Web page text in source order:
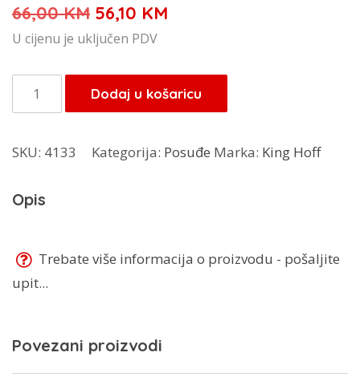
66,00KM Izvorna
cijena
je:
66,00 KM.
56,10 KM
56,10 KM.
U cijenu je uključen PDV
Tacna
sa
količina
Dodaj u košaricu
SKU: 4133 Kategorija: Posuđe Marka: King Hoff
Opis
Trebate više informacija o proizvodu - pošaljite
upit...
Povezani proizvodi